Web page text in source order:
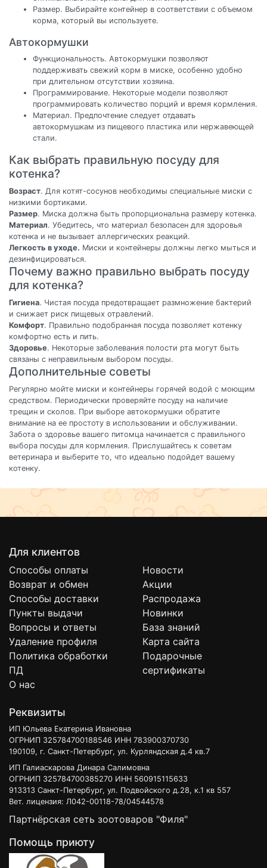
Размер. Выбирайте контейнер в соответствии с объемом
корма, который вы используете.
Автокормушки
Функциональность. Автокормушки позволяют
поддерживать свежий корм в миске, особенно удобно
при длительном отсутствии хозяина.
Программирование. Некоторые модели позволяют
программировать количество порций и время кормления.
Материал. Предпочтение следует отдавать
автокормушкам из пищевого пластика или нержавеющей
стали.
Как выбрать правильную посуду для
котенка?
Возраст. Для котят-сосунов необходимы специальные миски с
низкими бортиками.
Размер. Миска должна быть пропорциональна размеру котенка.
Материал. Убедитесь, что материал безопасен для здоровья
котенка и не вызывает аллергических реакций.
Легкость в уходе. Миски и контейнеры должны легко мыться и
дезинфицироваться.
Почему важно правильно выбрать посуду
для котенка?
Гигиена. Чистая посуда предотвращает размножение бактерий
и снижает риск пищевых отравлений.
Комфорт. Правильно подобранная посуда позволяет котенку
комфортно есть и пить.
Здоровье. Некоторые заболевания полости рта могут быть
связаны с неправильным выбором посуды.
Дополнительные советы
Регулярно мойте миски и контейнеры горячей водой с моющим
средством. Периодически проверяйте посуду на наличие
трещин и сколов. При выборе автокормушки обратите
внимание на ее простоту в использовании и обслуживании.
Забота о здоровье вашего питомца начинается с правильного
выбора посуды для кормления. Прислушайтесь к советам
ветеринара и выберите то, что идеально подойдет вашему
котенку.
Для клиентов
Способы оплаты
Возврат и обмен
Способы доставки
Пункты выдачи
Вопросы и ответы
Удаление профиля
Политика обработки
ПД
О нас
Новости
Акции
Распродажа
Новинки
База знаний
Карта сайта
Подарочные
сертификаты
Реквизиты
ИП Юльева Екатерина Ивановна
ОГРНИП 325784700188546 ИНН 783900370730
190109, г. Санкт-Петербург, ул. Курляндская д.4 кв.7
ИП Галиаскарова Динара Салимовна
ОГРНИП 325784700385270 ИНН 560915115633
913313 Санкт-Петербург, ул. Подвойского д.28, к.1 кв 557
Вет. лицензия: Л042-00118-78/04544578
Партнёрская сеть зоотоваров "Филя"
Помощь приюту